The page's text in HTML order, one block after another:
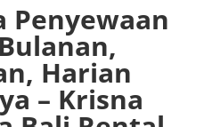
Penyewaan
Harian
– Krisna